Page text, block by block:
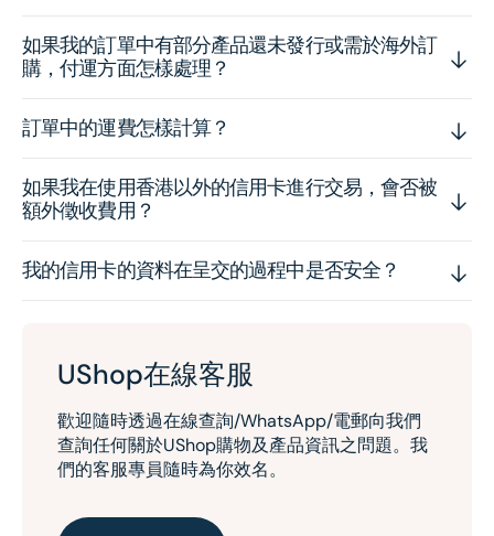
如果我的訂單中有部分產品還未發行或需於海外訂
購，付運方面怎樣處理？
訂單中的運費怎樣計算？
如果我在使用香港以外的信用卡進行交易，會否被
額外徵收費用？
我的信用卡的資料在呈交的過程中是否安全？
UShop在線客服
歡迎隨時透過在線查詢/WhatsApp/電郵向我們
查詢任何關於UShop購物及產品資訊之問題。我
們的客服專員隨時為你效名。